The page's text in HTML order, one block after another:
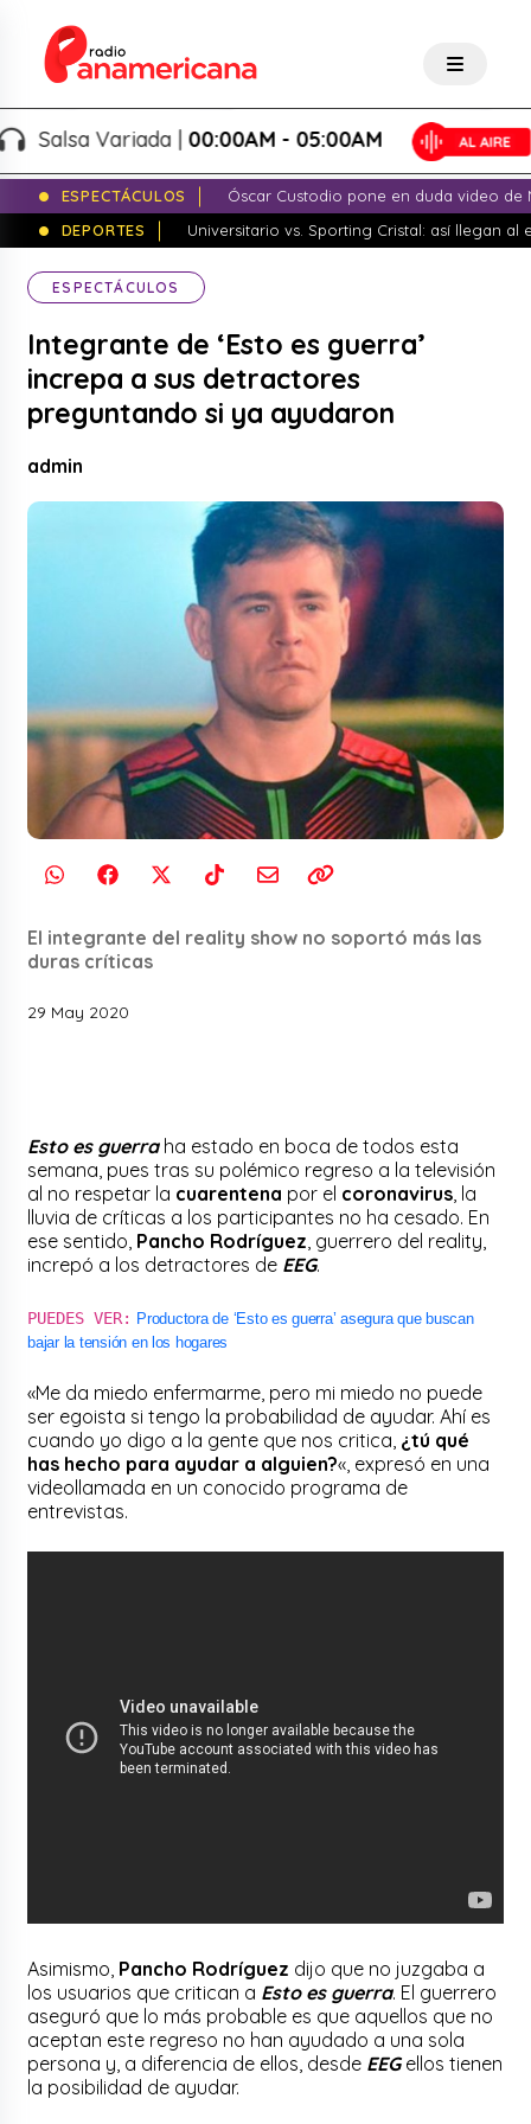
Variada |00:00AM - 05:00AM
ESPECTÁCULOS
Óscar Custodio pone en duda video de
DEPORTES
Universitario vs. Sporting Cristal: así llegan al
ESPECTÁCULOS
Integrante de ‘Esto es guerra’
increpa a sus detractores
preguntando si ya ayudaron
admin
El integrante del reality show no soportó más las
duras críticas
29 May 2020
Esto es guerraha estado en boca de todos esta
semana, pues tras su polémico regreso a la televisión
al no respetar la cuarentena por el coronavirus , la
lluvia de críticas a los participantes no ha cesado. En
ese sentido, Pancho Rodríguez , guerrero del reality,
increpó a los detractores de EEG.
PUEDES VER: Productora de ‘Esto es guerra’ asegura que buscan
bajar la tensión en los hogares
«Me da miedo enfermarme, pero mi miedo no puede
ser egoista si tengo la probabilidad de ayudar. Ahí es
cuando yo digo a la gente que nos critica, ¿tú qué
has hecho para ayudar a alguien?«, expresó en una
videollamada en un conocido programa de
entrevistas.
Asimismo, Pancho Rodríguez dijo que no juzgaba a
los usuarios que critican a Esto es guerra. El guerrero
aseguró que lo más probable es que aquellos que no
aceptan este regreso no han ayudado a una sola
persona y, a diferencia de ellos, desde EEGellos tienen
la posibilidad de ayudar.